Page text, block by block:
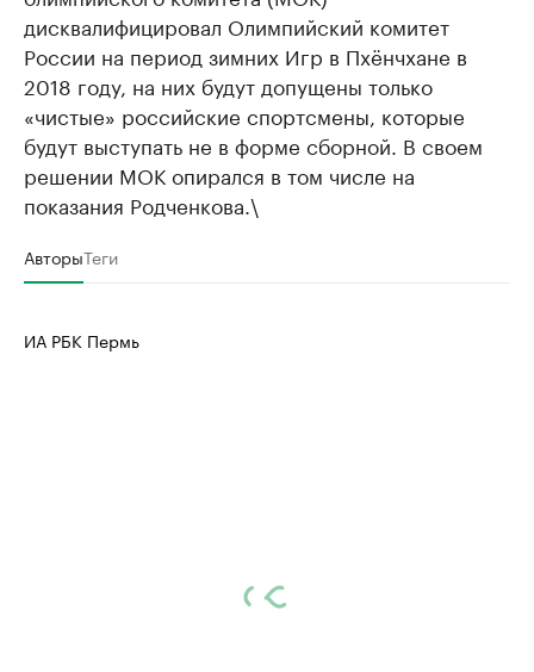
дисквалифицировал Олимпийский комитет
России на период зимних Игр в Пхёнчхане в
2018 году, на них будут допущены только
«чистые» российские спортсмены, которые
будут выступать не в форме сборной. В своем
решении МОК опирался в том числе на
показания Родченкова.\
АвторыТеги
ИА РБК Пермь